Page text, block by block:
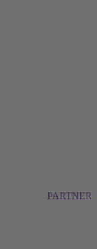
PARTNER